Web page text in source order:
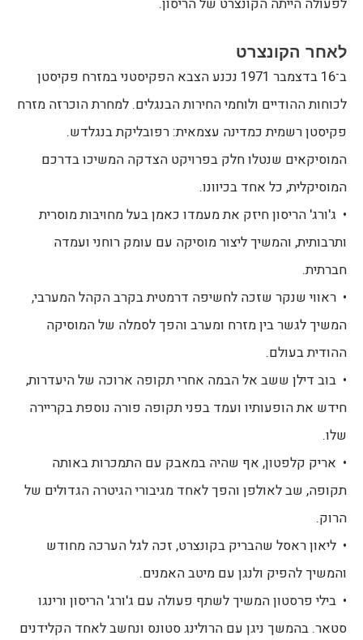
לאחר הקונצרט
ב־16 בדצמבר 1971 נכנע הצבא הפקיסטני במזרח פקיסטן
לכוחות ההודיים ולוחמי החירות הבנגלים. למחרת הוכרזה מזרח
פקיסטן רשמית כמדינה עצמאית: רפובליקת בנגלדש.
המוסיקאים שנטלו חלק בפרויקט הצדקה המשיכו בדרכם
המוסיקלית, כל אחד בכיוונו.
• ג'ורג' הריסון חיזק את מעמדו כאמן בעל מחויבות מוסרית
ותרבותית, והמשיך ליצור מוסיקה עם עומק רוחני ועמדה
חברתית.
• ראווי שנקר שזכה לחשיפה דרמטית בקרב הקהל המערבי,
המשיך לגשר בין מזרח ומערב והפך לסמלה של המוסיקה
ההודית בעולם.
• בוב דילן ששב אל הבמה אחרי תקופה ארוכה של היעדרות,
חידש את הופעותיו ועמד בפני תקופה פורה נוספת בקריירה
שלו.
• אריק קלפטון, אף שהיה במאבק עם התמכרות באותה
תקופה, שב לאולפן והפך לאחד מגיבורי הגיטרה הגדולים של
הרוק.
• ליאון ראסל שהבריק בקונצרט, זכה לגל הערכה מחודש
והמשיך להפיק ולנגן עם מיטב האמנים.
• בילי פרסטון המשיך לשתף פעולה עם ג'ורג' הריסון ורינגו
סטאר. בהמשך ניגן עם הרולינג סטונס ונחשב לאחד הקלידנים